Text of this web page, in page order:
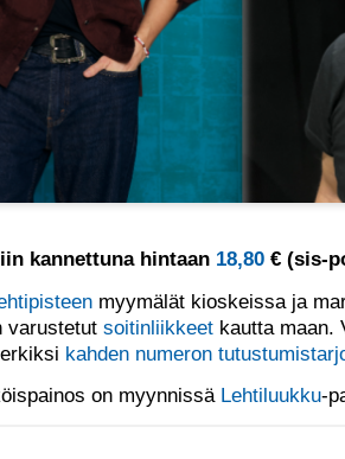
kannettuna hintaan 18,80 € (sis-
myymälät kioskeissa ja
varustetut soitinliikkeet kautta maan.
kahden numeron
on myynnissä Lehtiluukku-